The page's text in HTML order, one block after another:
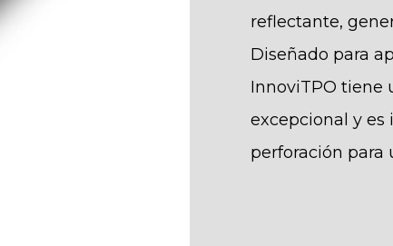
reflectante,
Diseñado para
InnoviTPO tiene
excepcional y
perforación